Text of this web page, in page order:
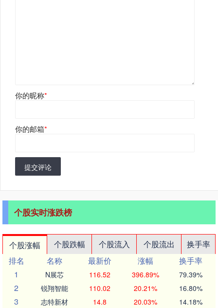
你的昵称*
你的邮箱*
提交评论
个股实时涨跌榜
个股涨幅 个股跌幅 个股流入 个股流出
换手率
排名
名称 最新价 涨幅
换手率
1
N展芯 116.52 396.89% 79.39%
2 锐翔智能 110.02 20.21% 16.80%
3 志特新材 14.8 20.03% 14.18%